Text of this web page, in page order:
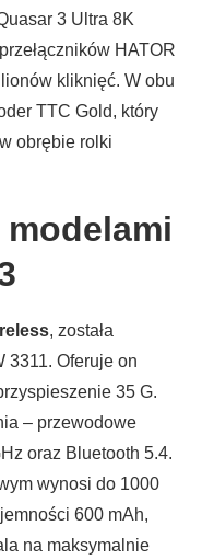
3 Ultra 8K
HATOR
kliknięć. W obu
TTC Gold, który
obrębie rolki
, została
3311. Oferuje on
35 G.
– przewodowe
oraz Bluetooth 5.4.
wynosi do 1000
600 mAh,
na maksymalnie